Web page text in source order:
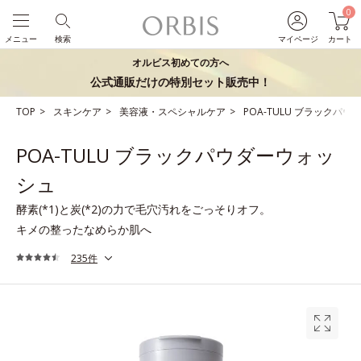
マイページ
0
カート
検索
メニュー
オルビス初めての方へ
公式通販だけの特別セット販売中！
TOP スキンケア 美容液・スペシャルケア POA-TULU ブラックパウ
POA-TULU ブラックパウダーウォッ
シュ
酵素(*1)と炭(*2)の力で毛穴汚れをごっそりオフ。
キメの整ったなめらか肌へ
235件